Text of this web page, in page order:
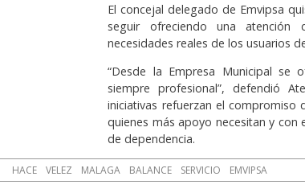
El concejal delegado de Emvipsa
seguir ofreciendo una atención
necesidades reales de los usuarios
“Desde la Empresa Municipal se
siempre profesional”, defendió
iniciativas refuerzan el compromiso
quienes más apoyo necesitan y con
de dependencia.
HACE VELEZ MALAGA BALANCE SERVICIO EMVIPSA